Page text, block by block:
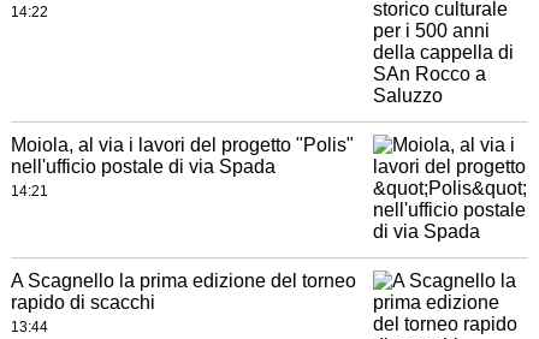
14:22
Moiola, al via i lavori del progetto "Polis"
nell'ufficio postale di via Spada
14:21
A Scagnello la prima edizione del torneo
rapido di scacchi
13:44